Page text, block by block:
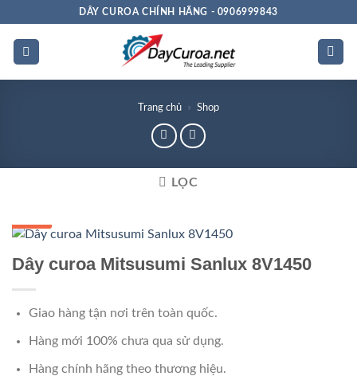
dung
DÂY CUROA CHÍNH HÃNG - 0906999843
Trang chủ » Shop
LỌC
Dây curoa Mitsusumi Sanlux 8V1450
Giao hàng tận nơi trên toàn quốc.
Hàng mới 100% chưa qua sử dụng.
Hàng chính hãng theo thương hiệu.